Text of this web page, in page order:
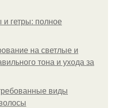
и гетры: полное
на светлые и
тона и ухода за
виды